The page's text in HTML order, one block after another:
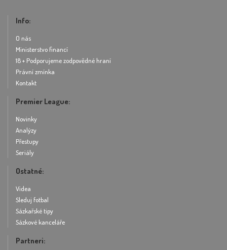
Info:
O nás
Ministerstvo financí
18 + Podporujeme zodpovědné hraní
Právní zmínka
Kontakt
Premier League:
Novinky
Analýzy
Přestupy
Seriály
Ostatné:
Videa
Sleduj fotbal
Sázkařské tipy
Sázkové kanceláře
Partneri: